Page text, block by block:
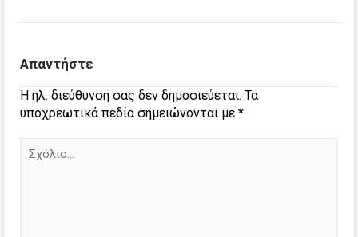
Απαντήστε
Η ηλ. διεύθυνση σας δεν δημοσιεύεται. Τα
υποχρεωτικά πεδία σημειώνονται με*